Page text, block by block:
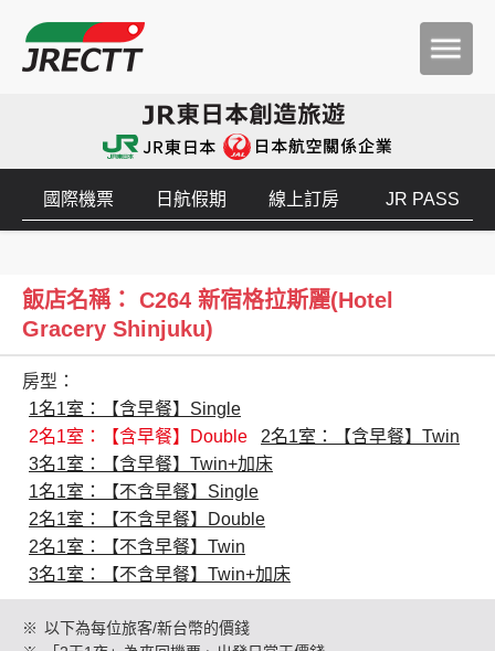
創造旅遊
國際機票 日航假期 線上訂房 JR PASS
飯店名稱： C264 新宿格拉斯麗(Hotel
Gracery Shinjuku)
房型：
1名1室：【含早餐】Single
2名1室：【含早餐】Double
2名1室：【含早餐】Twin
3名1室：【含早餐】Twin+加床
1名1室：【不含早餐】Single
2名1室：【不含早餐】Double
2名1室：【不含早餐】Twin
3名1室：【不含早餐】Twin+加床
※ 以下為每位旅客/新台幣的價錢